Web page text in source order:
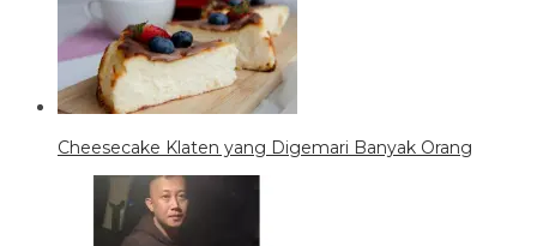
Cheesecake Klaten yang Digemari Banyak Orang